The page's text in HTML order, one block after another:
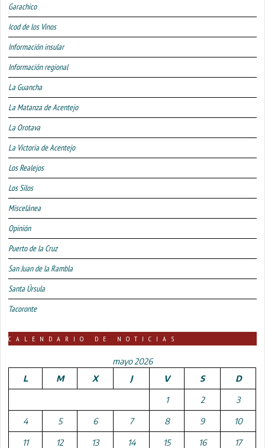
Garachico
Icod de los Vinos
Información insular
Información regional
La Guancha
La Matanza de Acentejo
La Orotava
La Victoria de Acentejo
Los Realejos
Los Silos
Miscelánea
Opinión
Puerto de la Cruz
San Juan de la Rambla
Santa Úrsula
Tacoronte
CALENDARIO DE NOTICIAS
mayo 2026
L
M X J V S D
1 2 3
4 5 6 7 8 9 10
11 12 13 14 15 16 17